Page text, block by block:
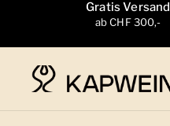
Zum Inhalt springenGratis Versand
ab CHF 300,-